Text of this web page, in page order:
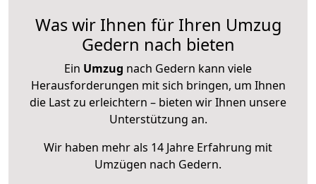
Was wir Ihnen für Ihren Umzug
Gedern nach bieten
Ein Umzug nach Gedern kann viele
Herausforderungen mit sich bringen, um Ihnen
die Last zu erleichtern – bieten wir Ihnen unsere
Unterstützung an.
Wir haben mehr als 14 Jahre Erfahrung mit
Umzügen nach Gedern.